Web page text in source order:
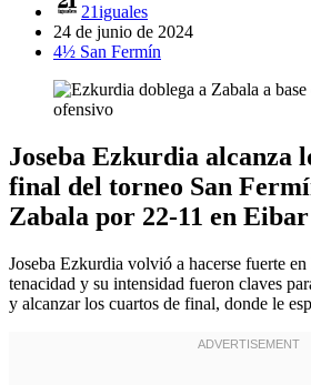
21iguales
24 de junio de 2024
4½ San Fermín
Joseba Ezkurdia alcanza
final del torneo San
Zabala por 22-11 en Eibar
Joseba Ezkurdia volvió a hacerse fuerte
tenacidad y su intensidad fueron claves
y alcanzar los cuartos de final, donde le